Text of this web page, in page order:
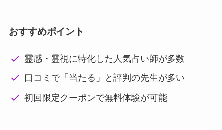
おすすめポイント
霊感・霊視に特化した人気占い師が多数
口コミで「当たる」と評判の先生が多い
初回限定クーポンで無料体験が可能